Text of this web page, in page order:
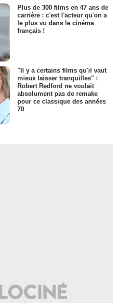
Plus de 300 films en 47 ans de
carrière : c'est l'acteur qu'on a
le plus vu dans le cinéma
français !
"Il y a certains films qu'il vaut
mieux laisser tranquilles" :
Robert Redford ne voulait
absolument pas de remake
pour ce classique des années
70